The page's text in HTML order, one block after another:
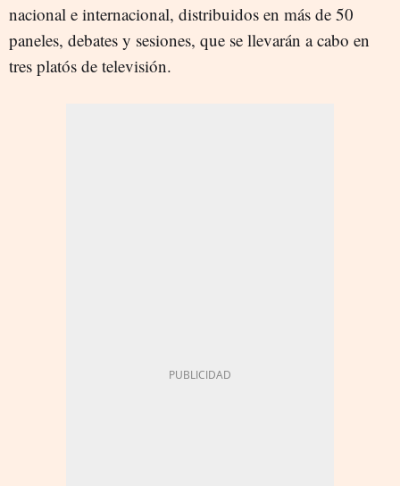
nacional e internacional, distribuidos en más de 50
paneles, debates y sesiones, que se llevarán a cabo en
tres platós de televisión.